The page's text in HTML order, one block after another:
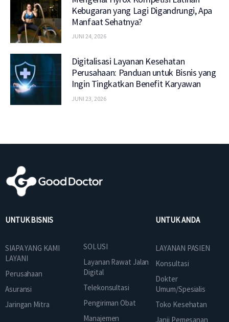
Kebugaran yang Lagi Digandrungi, Apa
Manfaat Sehatnya?
JUNI 24, 2026
Digitalisasi Layanan Kesehatan
Perusahaan: Panduan untuk Bisnis yang
Ingin Tingkatkan Benefit Karyawan
JUNI 23, 2026
UNTUK BISNIS
SIAPA YANG KAMI
LAYANI
Perusahaan
Asuransi
Jaringan Mitra
SOLUSI
Layanan Rawat Jalan
Digital
Telekonsultasi
Pengiriman Obat
Manajemen
UNTUK ANDA
LAYANAN PASIEN
Konsultasi
Dokter
Umum/Spesialis
Toko Kesehatan
Janji Pemesanan